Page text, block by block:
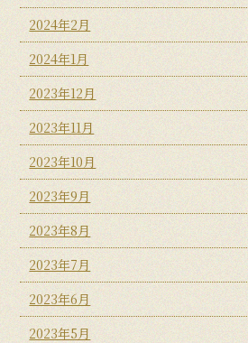
2024年2月
2024年1月
2023年12月
2023年11月
2023年10月
2023年9月
2023年8月
2023年7月
2023年6月
2023年5月